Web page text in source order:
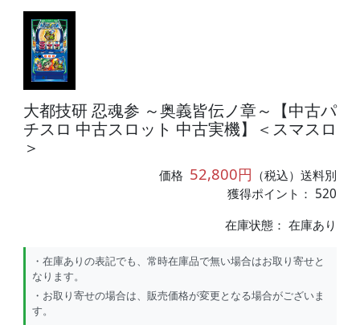
大都技研 忍魂参 ～奥義皆伝ノ章～【中古パ
チスロ 中古スロット 中古実機】＜スマスロ
＞
価格 52,800円 （税込）送料別
獲得ポイント： 520
在庫状態：在庫あり
・在庫ありの表記でも、常時在庫品で無い場合はお取り寄せと
なります。
・お取り寄せの場合は、販売価格が変更となる場合がございま
す。